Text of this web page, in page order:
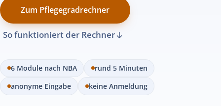
Zum Pflegegradrechner
So funktioniert der Rechner
6 Module nach NBA
rund 5 Minuten
anonyme Eingabe
keine Anmeldung